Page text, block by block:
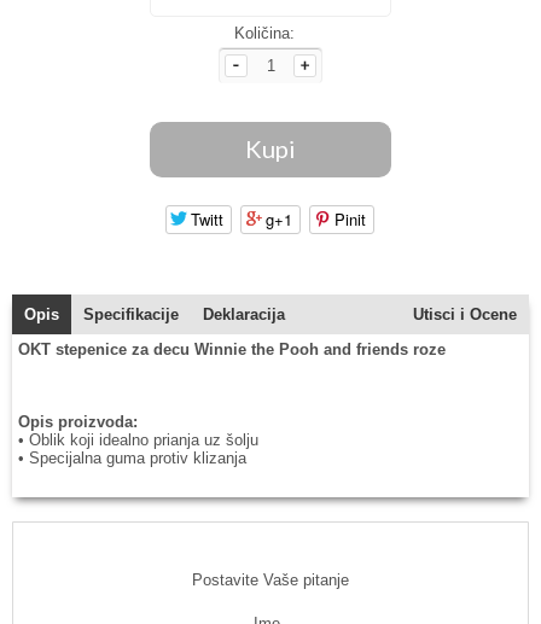
Količina:
Twitt g+1 Pinit
Opis Specifikacije Deklaracija
Utisci i Ocene
OKT stepenice za decu Winnie the Pooh and friends roze
Opis proizvoda:
• Oblik koji idealno prianja uz šolju
• Specijalna guma protiv klizanja
Postavite Vaše pitanje